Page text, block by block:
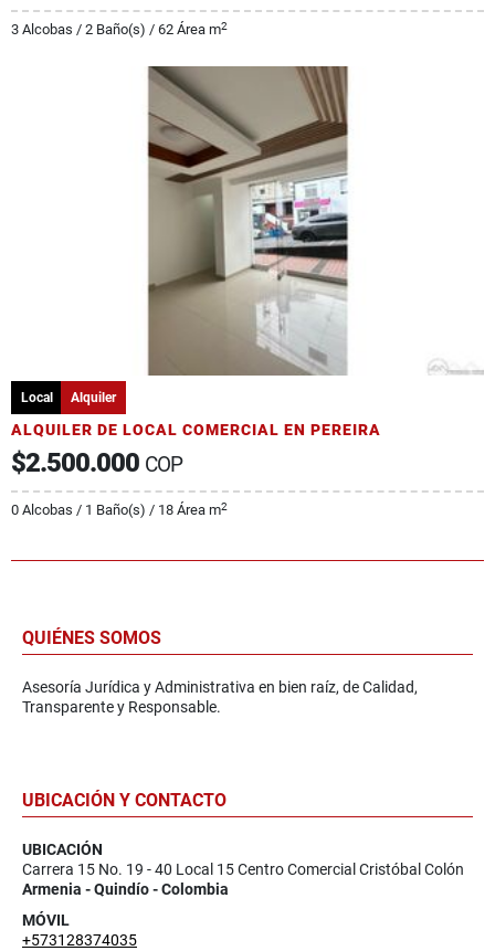
3 Alcobas / 2 Baño(s) / 62 Área m2
Local Alquiler
ALQUILER DE LOCAL COMERCIAL EN PEREIRA
$2.500.000 COP
0 Alcobas / 1 Baño(s) / 18 Área m2
QUIÉNES SOMOS
Asesoría Jurídica y Administrativa en bien raíz, de Calidad,
Transparente y Responsable.
UBICACIÓN Y CONTACTO
UBICACIÓN
Carrera 15 No. 19 - 40 Local 15 Centro Comercial Cristóbal Colón
Armenia - Quindío - Colombia
MÓVIL
+573128374035